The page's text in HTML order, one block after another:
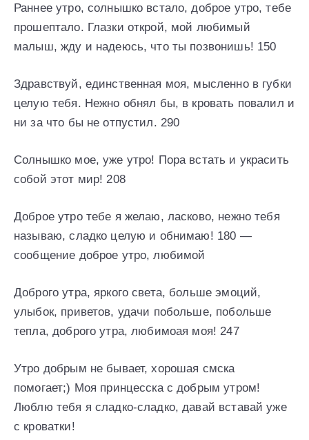
Раннее утро, солнышко встало, доброе утро, тебе
прошептало. Глазки открой, мой любимый
малыш, жду и надеюсь, что ты позвонишь! 150
Здравствуй, единственная моя, мысленно в губки
целую тебя. Нежно обнял бы, в кровать повалил и
ни за что бы не отпустил. 290
Солнышко мое, уже утро! Пора встать и украсить
собой этот мир! 208
Доброе утро тебе я желаю, ласково, нежно тебя
называю, сладко целую и обнимаю! 180 —
сообщение доброе утро, любимой
Доброго утра, яркого света, больше эмоций,
улыбок, приветов, удачи побольше, побольше
тепла, доброго утра, любимоая моя! 247
Утро добрым не бывает, хорошая смска
помогает;) Моя принцесска с добрым утром!
Люблю тебя я сладко-сладко, давай вставай уже
с кроватки!